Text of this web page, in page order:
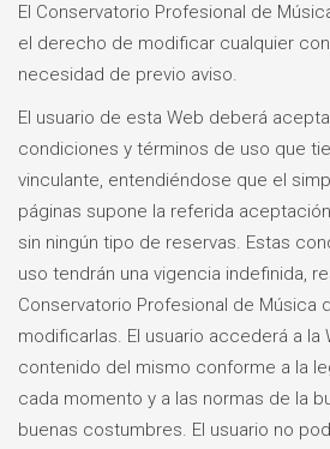
El Conservatorio Profesional de
el derecho de modificar cualquier
necesidad de previo aviso.
El usuario de esta Web deberá
condiciones y términos de uso que
vinculante, entendiéndose que el
páginas supone la referida
sin ningún tipo de reservas. Estas
uso tendrán una vigencia indefinida,
Conservatorio Profesional de Música
modificarlas. El usuario accederá a la
contenido del mismo conforme a la
cada momento y a las normas de la
buenas costumbres. El usuario no